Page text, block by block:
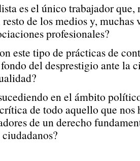
es el único trabajador que,
de los medios y, muchas
profesionales?
este tipo de prácticas de
del desprestigio ante la
en el ámbito
de todo aquello que nos
de un derecho